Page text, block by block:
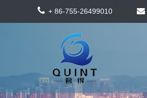
+ 86-755-26499010